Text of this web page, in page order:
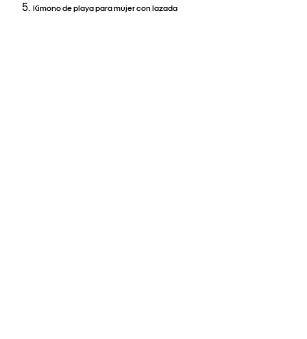
Kimono de playa para mujer con lazada